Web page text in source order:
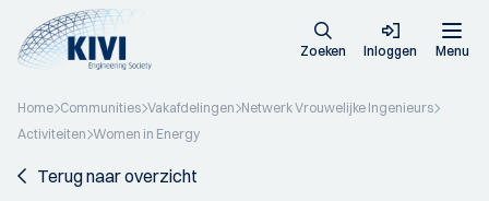
Zoeken Inloggen Menu
Home Communities Vakafdelingen Netwerk Vrouwelijke Ingenieurs
Activiteiten Women in Energy
Terug naar overzicht